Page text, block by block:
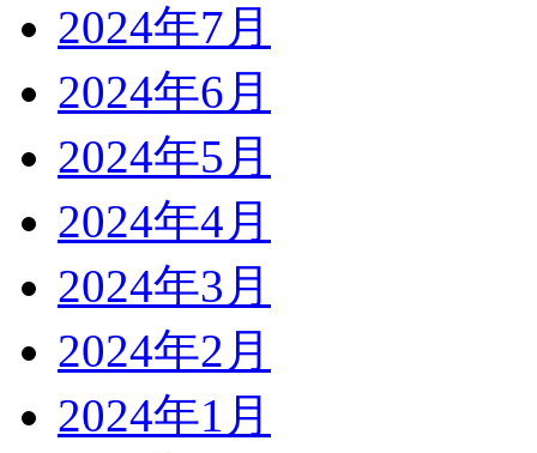
2024年7月
2024年6月
2024年5月
2024年4月
2024年3月
2024年2月
2024年1月